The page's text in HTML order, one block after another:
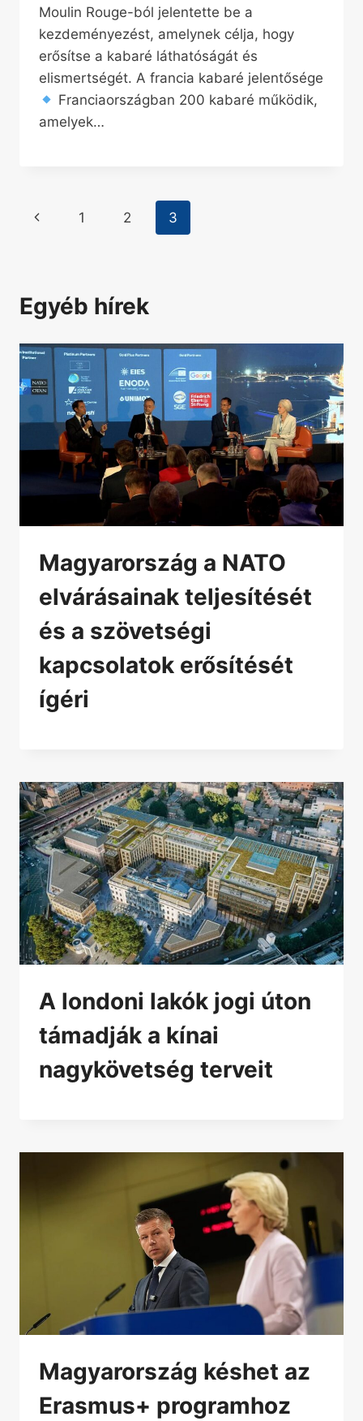
Moulin Rouge-ból jelentette be a
kezdeményezést, amelynek célja, hogy
erősítse a kabaré láthatóságát és
elismertségét. A francia kabaré jelentősége
Franciaországban 200 kabaré működik,
amelyek…
Page
Previous
1 2 3
Egyéb hírek
Magyarország a NATO
elvárásainak teljesítését
és a szövetségi
kapcsolatok erősítését
ígéri
A londoni lakók jogi úton
támadják a kínai
nagykövetség terveit
Magyarország késhet az
Erasmus+ programhoz